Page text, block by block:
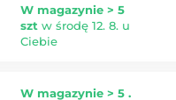
W magazynie > 5
szt w środę 12. 8. u
Ciebie
W magazynie > 5 .